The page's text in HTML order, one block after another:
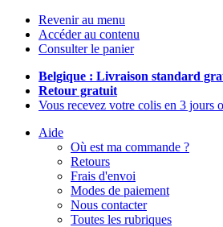
Revenir au menu
Accéder au contenu
Consulter le panier
Belgique : Livraison standard
Retour gratuit
Vous recevez votre colis en 3 jours
Aide
Où est ma commande ?
Retours
Frais d'envoi
Modes de paiement
Nous contacter
Toutes les rubriques